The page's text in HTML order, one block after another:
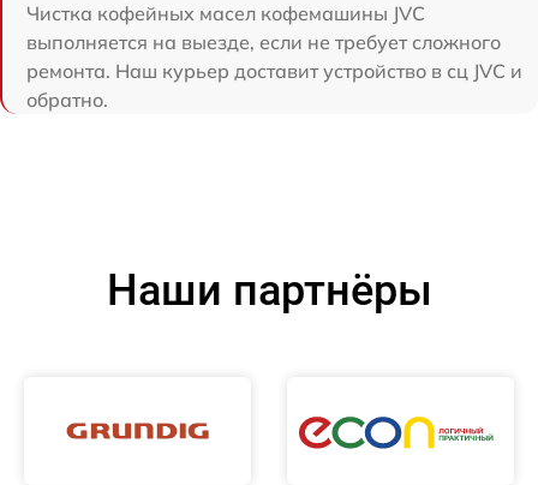
Чистка кофейных масел кофемашины JVC
выполняется на выезде, если не требует сложного
ремонта. Наш курьер доставит устройство в сц JVC и
обратно.
Наши партнёры